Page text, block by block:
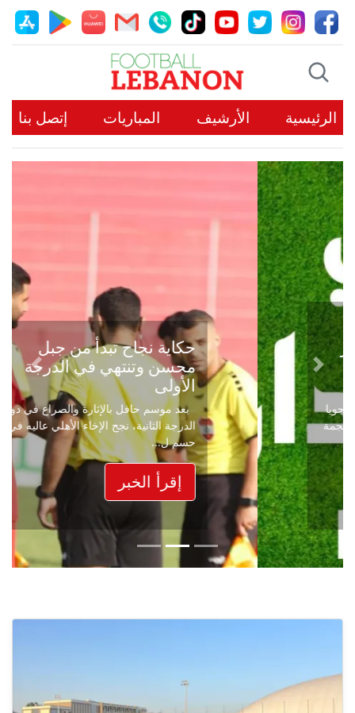
الرئيسية الأرشيف المباريات إتصل بنا
حكاية نجاح تبدأ من جبل
محسن وتنتهي في الدرجة
الأولى
بعد موسم حافل بالإثارة والصراع في دوري
الدرجة الثانية، نجح الإخاء الأهلي عاليه في
حسم ل...
إقرأ الخبر
Previous
Next